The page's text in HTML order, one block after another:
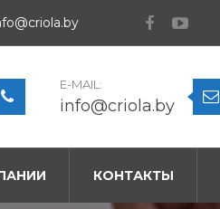
E-MAIL:
info@criola.by
КОНТАКТЫ